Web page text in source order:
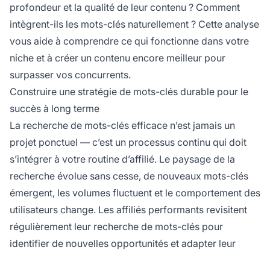
profondeur et la qualité de leur contenu ? Comment
intègrent-ils les mots-clés naturellement ? Cette analyse
vous aide à comprendre ce qui fonctionne dans votre
niche et à créer un contenu encore meilleur pour
surpasser vos concurrents.
Construire une stratégie de mots-clés durable pour le
succès à long terme
La recherche de mots-clés efficace n’est jamais un
projet ponctuel — c’est un processus continu qui doit
s’intégrer à votre routine d’affilié. Le paysage de la
recherche évolue sans cesse, de nouveaux mots-clés
émergent, les volumes fluctuent et le comportement des
utilisateurs change. Les affiliés performants revisitent
régulièrement leur recherche de mots-clés pour
identifier de nouvelles opportunités et adapter leur